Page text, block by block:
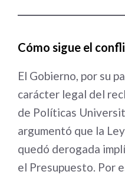
Cómo sigue el
El Gobierno, por su
carácter legal del
de Políticas
argumentó que la
quedó derogada
el Presupuesto. Por